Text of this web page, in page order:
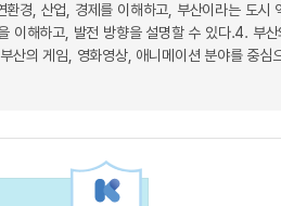
경, 산업, 경제를 이해하고, 부산이라는 도시
이해하고, 발전 방향을 설명할 수 있다.4. 부
의 게임, 영화영상, 애니메이션 분야를 중심